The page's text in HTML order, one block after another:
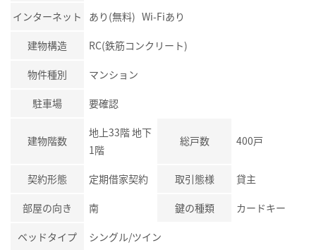
インターネット あり(無料) Wi-Fiあり
建物構造 RC(鉄筋コンクリート)
物件種別 マンション
駐車場 要確認
建物階数
地上33階 地下
1階
総戸数 400戸
契約形態 定期借家契約 取引態様 貸主
部屋の向き 南 鍵の種類 カードキー
ベッドタイプ シングル/ツイン